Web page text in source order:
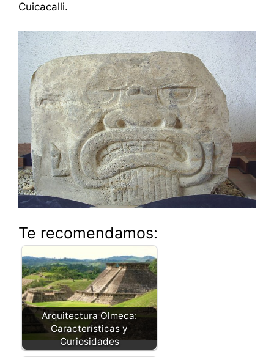
Cuicacalli.
Te recomendamos:
Arquitectura Olmeca:
Características y
Curiosidades